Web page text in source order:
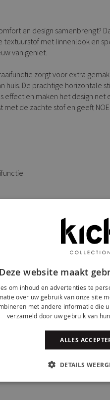
en design samenbrengt?
textuurstof met linnenlook en
van geniet.
zorgt voor extra
huis. De prachtige horizontale
effect en maken het design net
de zachte stof en geeft
draaistoel NOEL. Bestel
Deze website maakt
om inhoud en advertenties te
over uw gebruik van onze site
met andere informatie die
verzameld door uw gebruik van
ALLES
DETAILS